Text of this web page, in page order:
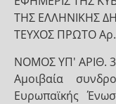
ΤΗΣ ΕΛΛΗΝΙΚΗΣ
ΤΕΥΧΟΣ ΠΡΩΤΟ
ΝΟΜΟΣ ΥΠ' ΑΡΙΘ.
Αμοιβαία
Ευρωπαϊκής